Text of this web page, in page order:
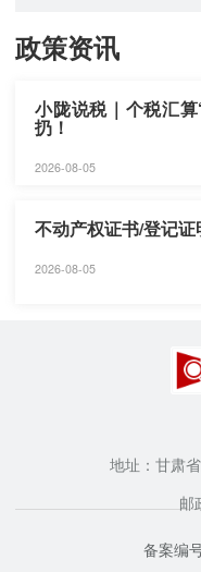
政策资讯
小陇说税｜个税汇
扔！
2026-08-05
不动产权证书/登记
2026-08-05
地址：甘肃
邮
备案编